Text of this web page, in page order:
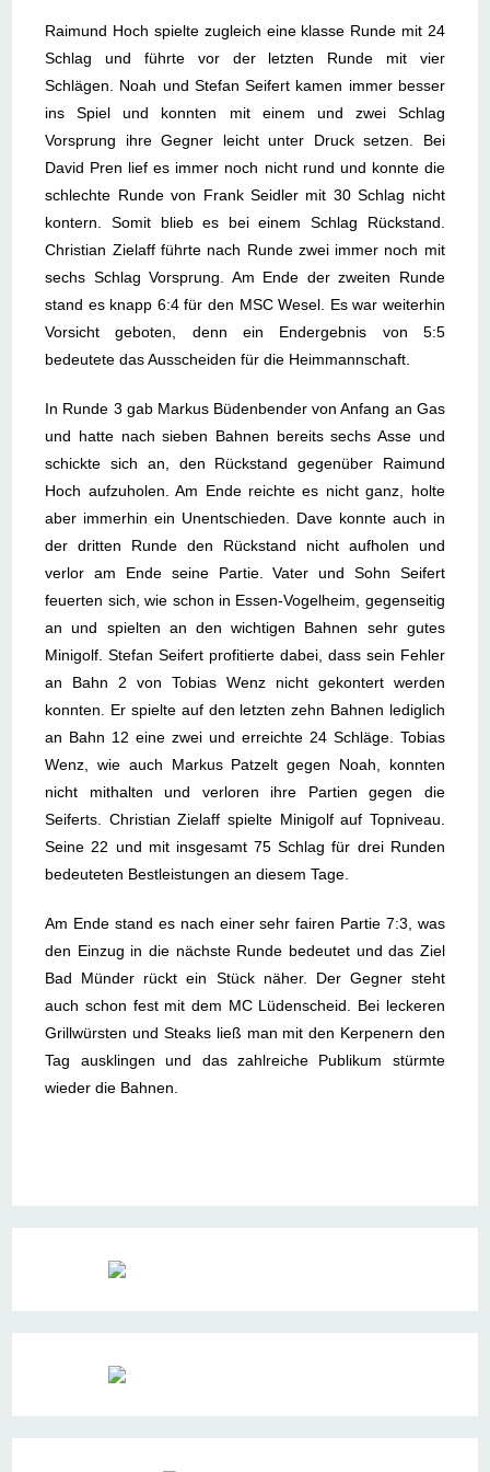
Raimund Hoch spielte zugleich eine klasse Runde mit 24
Schlag und führte vor der letzten Runde mit vier
Schlägen. Noah und Stefan Seifert kamen immer besser
ins Spiel und konnten mit einem und zwei Schlag
Vorsprung ihre Gegner leicht unter Druck setzen. Bei
David Pren lief es immer noch nicht rund und konnte die
schlechte Runde von Frank Seidler mit 30 Schlag nicht
kontern. Somit blieb es bei einem Schlag Rückstand.
Christian Zielaff führte nach Runde zwei immer noch mit
sechs Schlag Vorsprung. Am Ende der zweiten Runde
stand es knapp 6:4 für den MSC Wesel. Es war weiterhin
Vorsicht geboten, denn ein Endergebnis von 5:5
bedeutete das Ausscheiden für die Heimmannschaft.
In Runde 3 gab Markus Büdenbender von Anfang an Gas
und hatte nach sieben Bahnen bereits sechs Asse und
schickte sich an, den Rückstand gegenüber Raimund
Hoch aufzuholen. Am Ende reichte es nicht ganz, holte
aber immerhin ein Unentschieden. Dave konnte auch in
der dritten Runde den Rückstand nicht aufholen und
verlor am Ende seine Partie. Vater und Sohn Seifert
feuerten sich, wie schon in Essen-Vogelheim, gegenseitig
an und spielten an den wichtigen Bahnen sehr gutes
Minigolf. Stefan Seifert profitierte dabei, dass sein Fehler
an Bahn 2 von Tobias Wenz nicht gekontert werden
konnten. Er spielte auf den letzten zehn Bahnen lediglich
an Bahn 12 eine zwei und erreichte 24 Schläge. Tobias
Wenz, wie auch Markus Patzelt gegen Noah, konnten
nicht mithalten und verloren ihre Partien gegen die
Seiferts. Christian Zielaff spielte Minigolf auf Topniveau.
Seine 22 und mit insgesamt 75 Schlag für drei Runden
bedeuteten Bestleistungen an diesem Tage.
Am Ende stand es nach einer sehr fairen Partie 7:3, was
den Einzug in die nächste Runde bedeutet und das Ziel
Bad Münder rückt ein Stück näher. Der Gegner steht
auch schon fest mit dem MC Lüdenscheid. Bei leckeren
Grillwürsten und Steaks ließ man mit den Kerpenern den
Tag ausklingen und das zahlreiche Publikum stürmte
wieder die Bahnen.